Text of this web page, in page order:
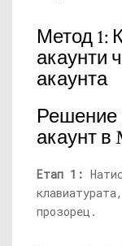
Метод 1:
акаунти
акаунта
Решение
акаунт в
Етап 1:
прозорец.